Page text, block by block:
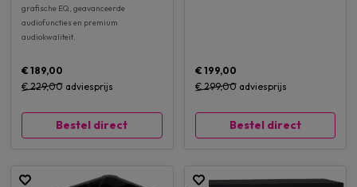
grafische EQ, geavanceerde
audiofuncties en premium
audiokwaliteit.
€ 189,00
€ 229,00 adviesprijs
Bestel direct
€ 199,00
€ 299,00adviesprijs
Bestel direct